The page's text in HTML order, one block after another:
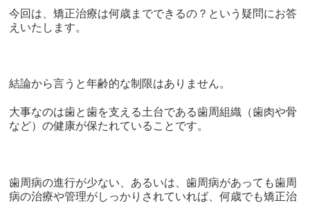
今回は、矯正治療は何歳までできるの？という疑問にお答
えいたします。
結論から言うと年齢的な制限はありません。
大事なのは歯と歯を支える土台である歯周組織（歯肉や骨
など）の健康が保たれていることです。
歯周病の進行が少ない、あるいは、歯周病があっても歯周
病の治療や管理がしっかりされていれば、何歳でも矯正治